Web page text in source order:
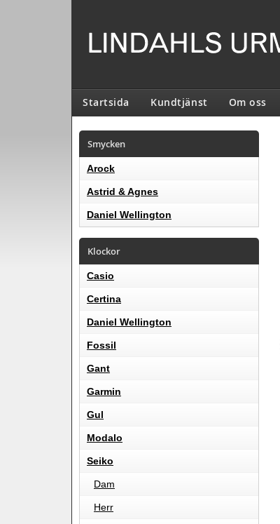
Startsida Kundtjänst Om oss
Smycken
Arock
Astrid & Agnes
Daniel Wellington
Klockor
Casio
Certina
Daniel Wellington
Fossil
Gant
Garmin
Gul
Modalo
Seiko
Dam
Herr